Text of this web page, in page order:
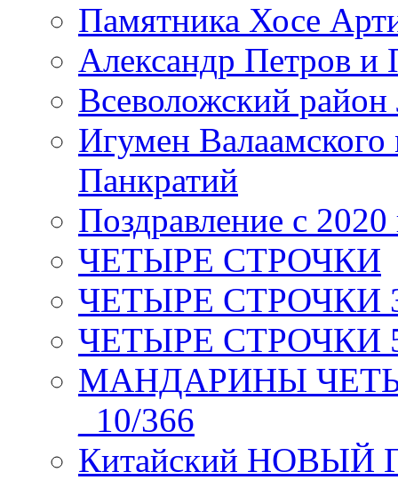
Памятника Хосе
Александр Петров и
Всеволожский район
Игумен
Панкратий
Поздравление с 2020
ЧЕТЫРЕ СТРОЧКИ
ЧЕТЫРЕ СТРОЧКИ 3
ЧЕТЫРЕ СТРОЧКИ 5
МАНДАРИНЫ
_10/366
Китайский НОВЫЙ